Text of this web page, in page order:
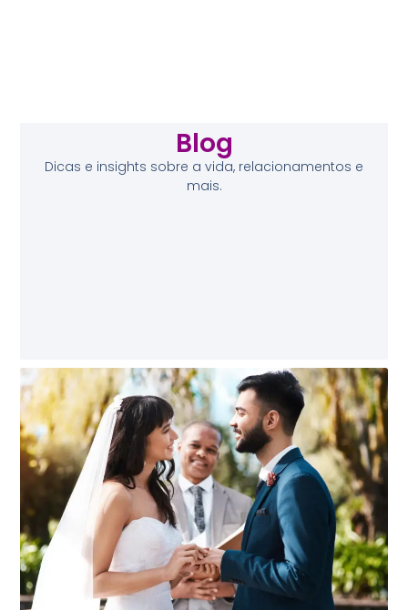
Blog
Dicas e insights sobre a vida, relacionamentos e
mais.